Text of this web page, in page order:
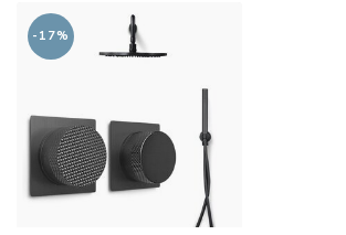
-17%